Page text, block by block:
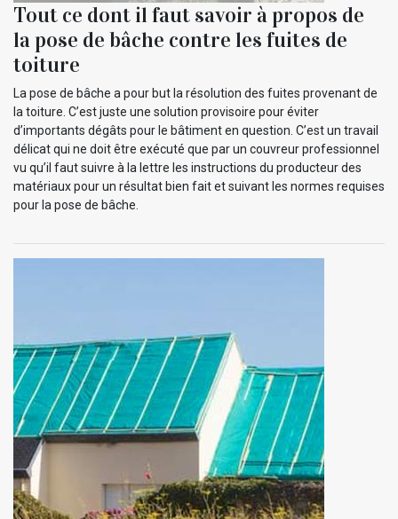
Tout ce dont il faut savoir à propos de
la pose de bâche contre les fuites de
toiture
La pose de bâche a pour but la résolution des fuites provenant de
la toiture. C’est juste une solution provisoire pour éviter
d’importants dégâts pour le bâtiment en question. C’est un travail
délicat qui ne doit être exécuté que par un couvreur professionnel
vu qu’il faut suivre à la lettre les instructions du producteur des
matériaux pour un résultat bien fait et suivant les normes requises
pour la pose de bâche.